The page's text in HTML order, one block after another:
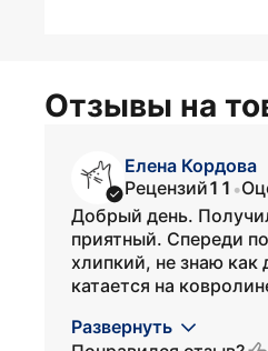
Отзывы на
Елена Кордова
Рецензий11 •
Добрый день.
приятный. Спереди
хлипкий, не знаю как
катается на
Развернуть